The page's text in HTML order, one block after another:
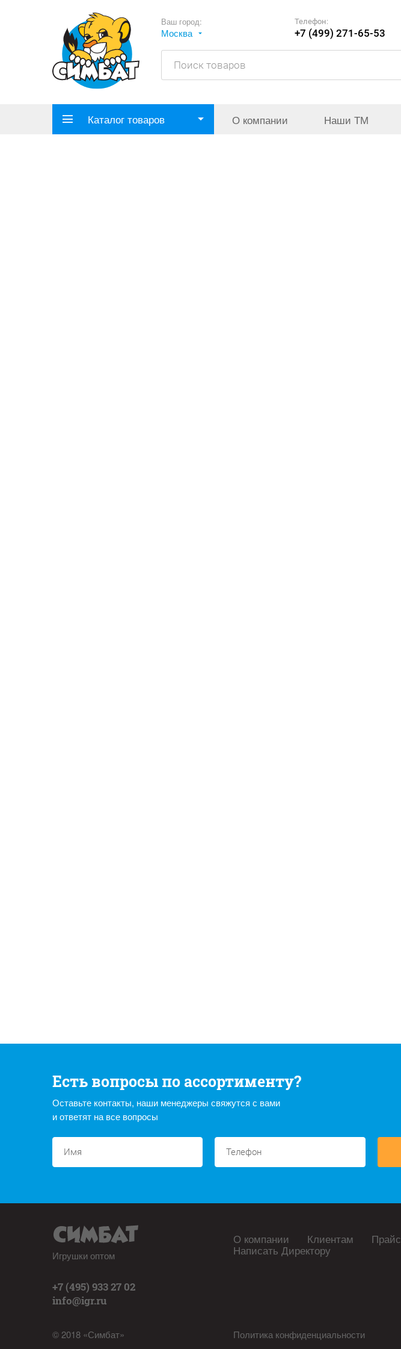
Ваш город:
Москва
Телефон:
+7 (499) 271-65-53
Каталог товаров О компании Наши ТМ
Есть вопросы по ассортименту?
Оставьте контакты, наши менеджеры свяжутся с вами
и ответят на все вопросы
Игрушки оптом
+7 (495) 933 27 02
info@igr.ru
© 2018 «Симбат»
О компании Клиентам Прайс
Написать Директору
Политика конфиденциальности